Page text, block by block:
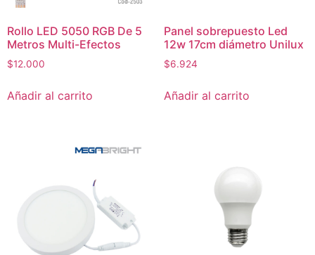
Rollo LED 5050 RGB De 5
Metros Multi-Efectos
$12.000
Añadir al carrito
Panel sobrepuesto Led
12w 17cm diámetro Unilux
$6.924
Añadir al carrito